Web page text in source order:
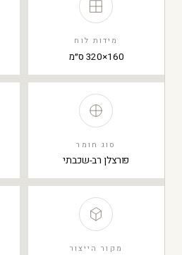
מידות לוח
160×320 ס״מ
סוג חומר
פורצלן רב-שכבתי
מקור הייצור